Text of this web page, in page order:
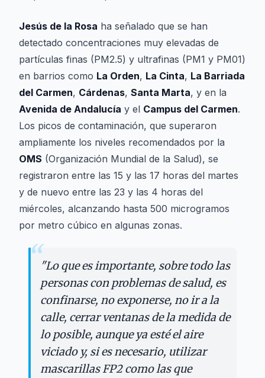
Jesús de la Rosa ha señalado que se han
detectado concentraciones muy elevadas de
partículas finas (PM2.5) y ultrafinas (PM1 y PM01)
en barrios como La Orden, La Cinta, La Barriada
del Carmen, Cárdenas, Santa Marta, y en la
Avenida de Andalucía y el Campus del Carmen.
Los picos de contaminación, que superaron
ampliamente los niveles recomendados por la
OMS (Organización Mundial de la Salud), se
registraron entre las 15 y las 17 horas del martes
y de nuevo entre las 23 y las 4 horas del
miércoles, alcanzando hasta 500 microgramos
por metro cúbico en algunas zonas.
“"Lo que es importante, sobre todo las
personas con problemas de salud, es
confinarse, no exponerse, no ir a la
calle, cerrar ventanas de la medida de
lo posible, aunque ya esté el aire
viciado y, si es necesario, utilizar
mascarillas FP2 como las que